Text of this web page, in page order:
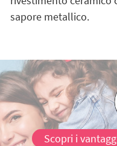
sapore metallico.
Scopri i